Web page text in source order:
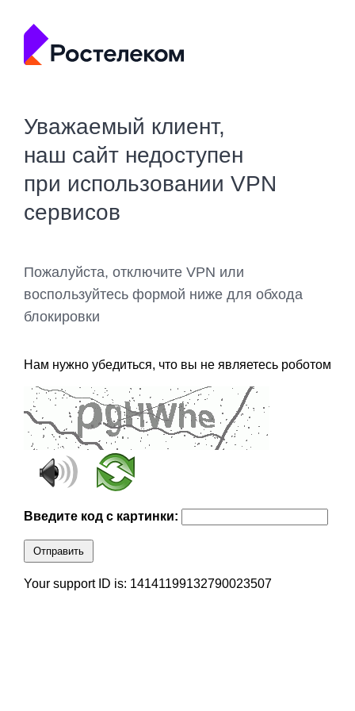
Уважаемый клиент,
наш сайт недоступен
при использовании VPN
сервисов
Пожалуйста, отключите VPN или
воспользуйтесь формой ниже для обхода
блокировки
Нам нужно убедиться, что вы не являетесь роботом
Введите код с картинки:
Отправить
Your support ID is: 14141199132790023507